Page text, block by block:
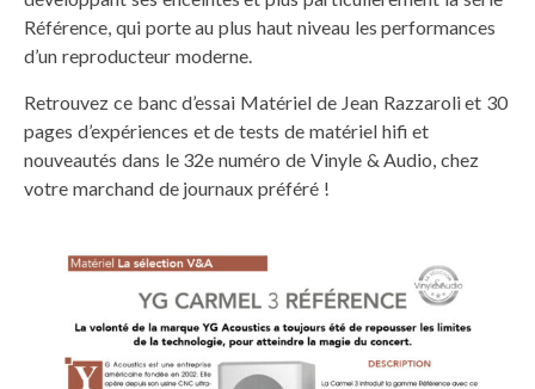
Référence, qui porte au plus haut niveau les performances
d’un reproducteur moderne.
Retrouvez ce banc d’essai Matériel de Jean Razzaroli et 30
pages d’expériences et de tests de matériel hifi et
nouveautés dans le 32e numéro de Vinyle & Audio, chez
votre marchand de journaux préféré !